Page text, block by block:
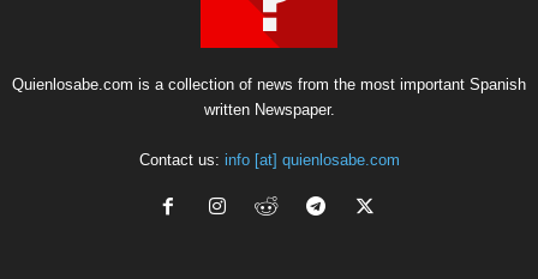
Quienlosabe.com is a collection of news from the most important Spanish
written Newspaper.
Contact us: info [at] quienlosabe.com